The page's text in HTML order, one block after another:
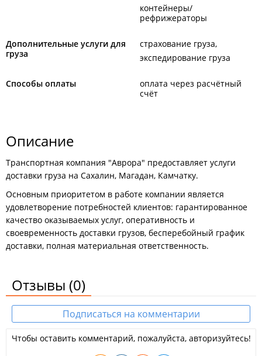
контейнеры/
рефрижераторы
Дополнительные услуги для
груза
страхование груза
экспедирование груза
Способы оплаты
оплата через расчётный
счёт
Описание
Транспортная компания "Аврора" предоставляет услуги
доставки груза на Сахалин, Магадан, Камчатку.
Основным приоритетом в работе компании является
удовлетворение потребностей клиентов: гарантированное
качество оказываемых услуг, оперативность и
своевременность доставки грузов, бесперебойный график
доставки, полная материальная ответственность.
Отзывы (0)
Подписаться на комментарии
Чтобы оставить комментарий, пожалуйста, авторизуйтесь!